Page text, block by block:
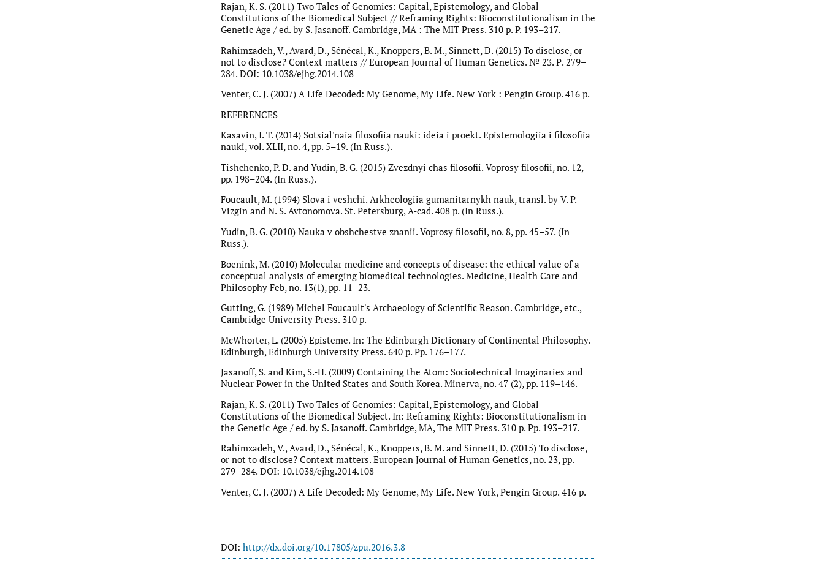
Rajan, K. S. (2011) Two Tales of Genomics: Capital, Epistemology, and Global
Constitutions of the Biomedical Subject // Reframing Rights: Bioconstitutionalism in the
Genetic Age / ed. by S. Jasanoff. Cambridge, MA : The MIT Press. 310 p. P. 193–217.
Rahimzadeh, V., Avard, D., Sénécal, K., Knoppers, B. M., Sinnett, D. (2015) To disclose, or
not to disclose? Context matters // European Journal of Human Genetics. № 23. Р. 279–
284. DOI: 10.1038/ejhg.2014.108
Venter, C. J. (2007) A Life Decoded: My Genome, My Life. New York : Pengin Group. 416 p.
REFERENCES
Kasavin, I. T. (2014) Sotsial'naia filosofiia nauki: ideia i proekt. Epistemologiia i filosofiia
nauki, vol. XLII, no. 4, pp. 5–19. (In Russ.).
Tishchenko, P. D. and Yudin, B. G. (2015) Zvezdnyi chas filosofii. Voprosy filosofii, no. 12,
pp. 198–204. (In Russ.).
Foucault, M. (1994) Slova i veshchi. Arkheologiia gumanitarnykh nauk, transl. by V. P.
Vizgin and N. S. Avtonomova. St. Petersburg, A-cad. 408 p. (In Russ.).
Yudin, B. G. (2010) Nauka v obshchestve znanii. Voprosy filosofii, no. 8, pp. 45–57. (In
Russ.).
Boenink, M. (2010) Molecular medicine and concepts of disease: the ethical value of a
conceptual analysis of emerging biomedical technologies. Medicine, Health Care and
Philosophy Feb, no. 13(1), pp. 11–23.
Gutting, G. (1989) Michel Foucault's Archaeology of Scientific Reason. Cambridge, etc.,
Cambridge University Press. 310 p.
McWhorter, L. (2005) Episteme. In: The Edinburgh Dictionary of Continental Philosophy.
Edinburgh, Edinburgh University Press. 640 р. Pp. 176–177.
Jasanoff, S. and Kim, S.-H. (2009) Containing the Atom: Sociotechnical Imaginaries and
Nuclear Power in the United States and South Korea. Minerva, no. 47 (2), pp. 119–146.
Rajan, K. S. (2011) Two Tales of Genomics: Capital, Epistemology, and Global
Constitutions of the Biomedical Subject. In: Reframing Rights: Bioconstitutionalism in
the Genetic Age / ed. by S. Jasanoff. Cambridge, MA, The MIT Press. 310 p. Pp. 193–217.
Rahimzadeh, V., Avard, D., Sénécal, K., Knoppers, B. M. and Sinnett, D. (2015) To disclose,
or not to disclose? Context matters. European Journal of Human Genetics, no. 23, pp.
279–284. DOI: 10.1038/ejhg.2014.108
Venter, C. J. (2007) A Life Decoded: My Genome, My Life. New York, Pengin Group. 416 p.
DOI: http://dx.doi.org/10.17805/zpu.2016.3.8